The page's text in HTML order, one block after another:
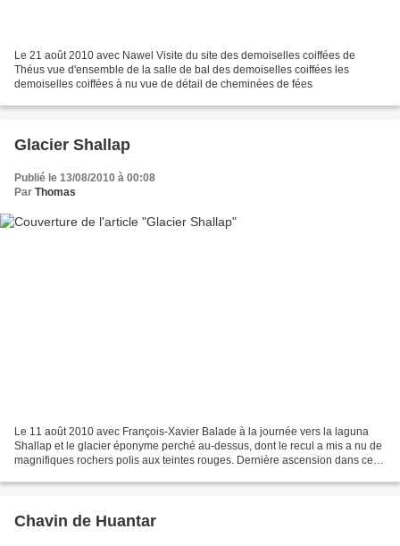
Le 21 août 2010 avec Nawel Visite du site des demoiselles coiffées de
Théus vue d'ensemble de la salle de bal des demoiselles coiffées les
demoiselles coiffées à nu vue de détail de cheminées de fées
Glacier Shallap
Publié le 13/08/2010 à 00:08
Par Thomas
Le 11 août 2010 avec François-Xavier Balade à la journée vers la laguna
Shallap et le glacier éponyme perché au-dessus, dont le recul a mis a nu de
magnifiques rochers polis aux teintes rouges. Dernière ascension dans ce
Chavin de Huantar